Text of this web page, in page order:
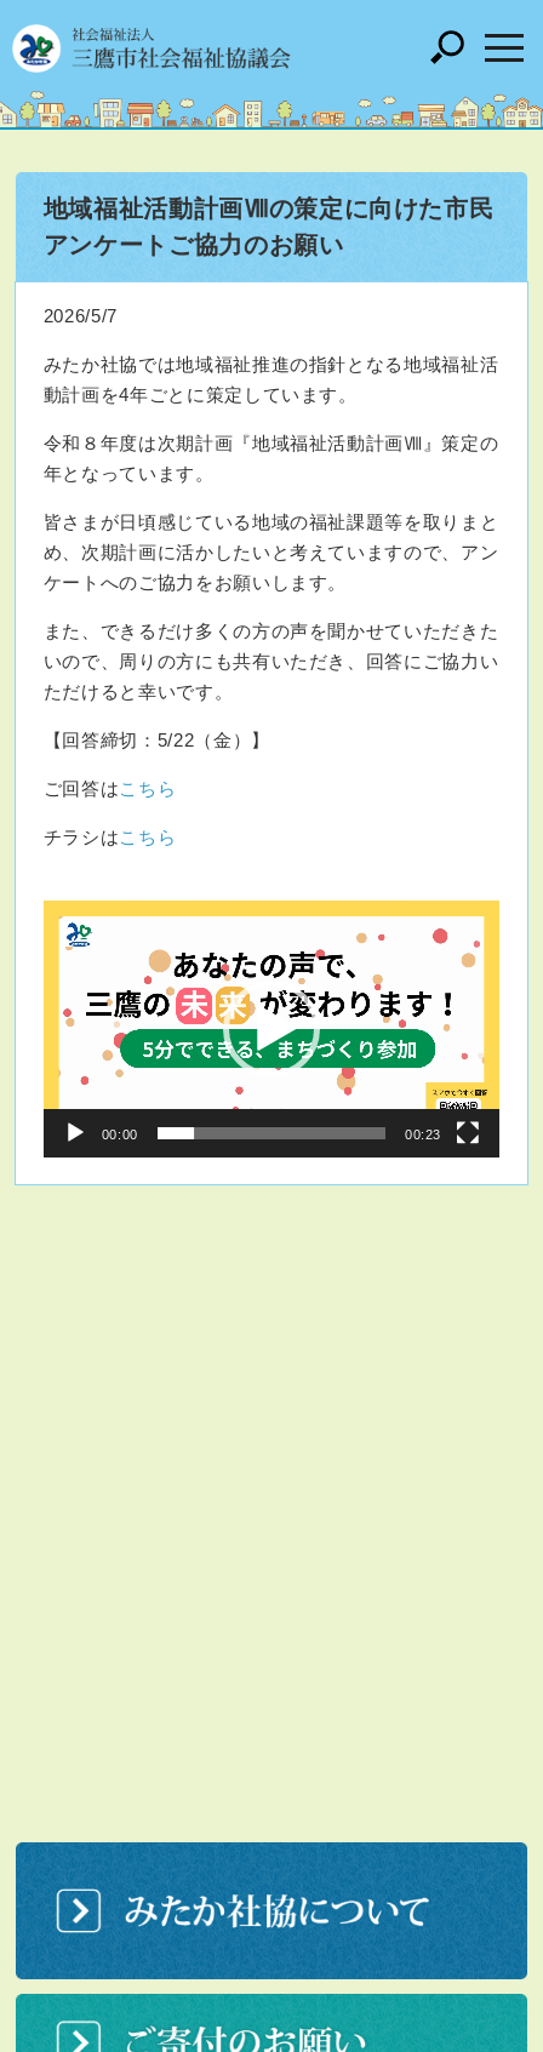
地域福祉活動計画Ⅷの策定に向けた市民
アンケートご協力のお願い
2026/5/7
みたか社協では地域福祉推進の指針となる地域福祉活
動計画を4年ごとに策定しています。
令和８年度は次期計画『地域福祉活動計画Ⅷ』策定の
年となっています。
皆さまが日頃感じている地域の福祉課題等を取りまと
め、次期計画に活かしたいと考えていますので、アン
ケートへのご協力をお願いします。
また、できるだけ多くの方の声を聞かせていただきた
いので、周りの方にも共有いただき、回答にご協力い
ただけると幸いです。
【回答締切：5/22（金）】
ご回答はこちら
チラシはこちら
動
画
00:00 00:23